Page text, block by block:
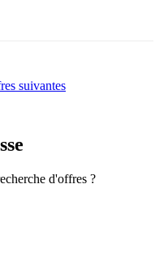
suivantes
d'offres ?